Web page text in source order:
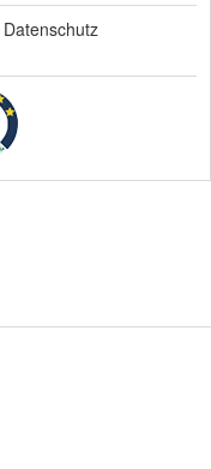
Datenschutz